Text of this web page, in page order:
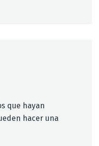
que hayan
hacer una